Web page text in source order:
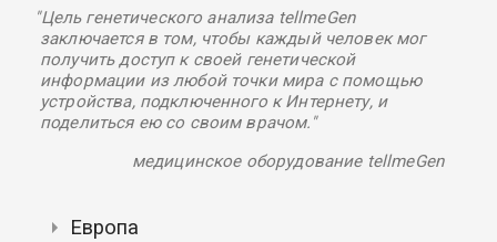
"Цель генетического анализа tellmeGen
заключается в том, чтобы каждый человек мог
получить доступ к своей генетической
информации из любой точки мира с помощью
устройства, подключенного к Интернету, и
поделиться ею со своим врачом."
медицинское оборудование tellmeGen
Европа